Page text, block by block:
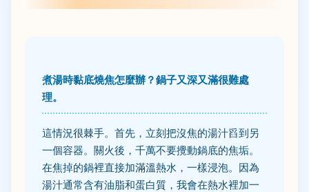
煮湯時黏底燒焦怎麼辦？鍋子又深又滿很難處
理。
這情況很棘手。首先，立刻把沒焦的湯汁舀到另
一個容器。關火後，千萬不要攪動鍋底的焦垢。
在焦掉的鍋裡直接加滿溫熱水，一樣浸泡。因為
湯汁通常含有油脂和蛋白質，我會在熱水裡加一